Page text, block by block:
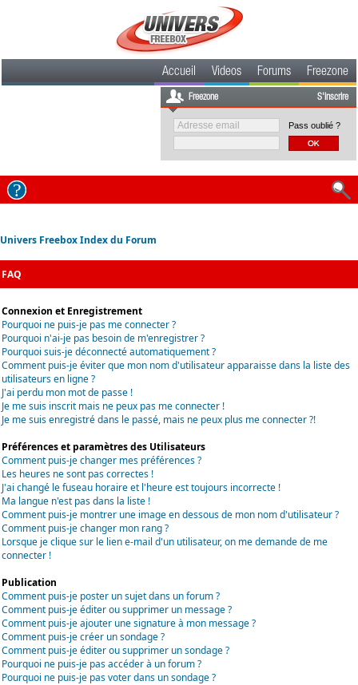
Accueil Videos Forums Freezone
Freezone S'inscrire
Pass oublié ?
Univers Freebox Index du Forum
FAQ
Connexion et Enregistrement
Pourquoi ne puis-je pas me connecter ?
Pourquoi n'ai-je pas besoin de m'enregistrer ?
Pourquoi suis-je déconnecté automatiquement ?
Comment puis-je éviter que mon nom d'utilisateur apparaisse dans la liste des
utilisateurs en ligne ?
J'ai perdu mon mot de passe !
Je me suis inscrit mais ne peux pas me connecter !
Je me suis enregistré dans le passé, mais ne peux plus me connecter ?!
Préférences et paramètres des Utilisateurs
Comment puis-je changer mes préférences ?
Les heures ne sont pas correctes !
J'ai changé le fuseau horaire et l'heure est toujours incorrecte !
Ma langue n'est pas dans la liste !
Comment puis-je montrer une image en dessous de mon nom d'utilisateur ?
Comment puis-je changer mon rang ?
Lorsque je clique sur le lien e-mail d'un utilisateur, on me demande de me
connecter !
Publication
Comment puis-je poster un sujet dans un forum ?
Comment puis-je éditer ou supprimer un message ?
Comment puis-je ajouter une signature à mon message ?
Comment puis-je créer un sondage ?
Comment puis-je éditer ou supprimer un sondage ?
Pourquoi ne puis-je pas accéder à un forum ?
Pourquoi ne puis-je pas voter dans un sondage ?